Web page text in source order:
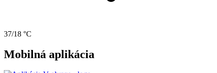
37/18 °C
Mobilná aplikácia